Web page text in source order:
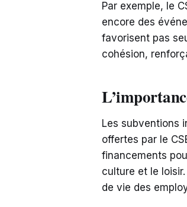
Par exemple, le
encore des
favorisent pas
cohésion,
Les subventions
offertes par le
financements
culture et le
de vie des